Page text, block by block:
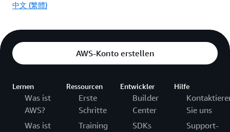
中文 (繁體)
AWS-Konto erstellen
Lernen
Was ist
AWS?
Was ist
Ressourcen
Erste
Schritte
Training
Entwickler
Builder
Center
SDKs
Hilfe
Sie uns
Support-